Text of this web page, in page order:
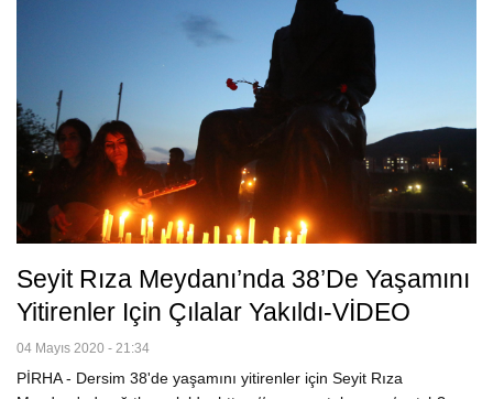
Seyit Rıza Meydanı’nda 38’de Yaşamını
Yitirenler Için Çılalar Yakıldı-VİDEO
04 Mayıs 2020 - 21:34
PİRHA - Dersim 38'de yaşamını yitirenler için Seyit Rıza